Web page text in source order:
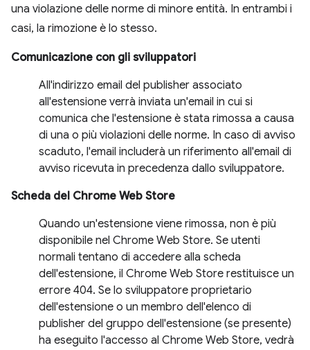
una violazione delle norme di minore entità. In entrambi i
casi, la rimozione è lo stesso.
Comunicazione con gli sviluppatori
All'indirizzo email del publisher associato
all'estensione verrà inviata un'email in cui si
comunica che l'estensione è stata rimossa a causa
di una o più violazioni delle norme. In caso di avviso
scaduto, l'email includerà un riferimento all'email di
avviso ricevuta in precedenza dallo sviluppatore.
Scheda del Chrome Web Store
Quando un'estensione viene rimossa, non è più
disponibile nel Chrome Web Store. Se utenti
normali tentano di accedere alla scheda
dell'estensione, il Chrome Web Store restituisce un
errore 404. Se lo sviluppatore proprietario
dell'estensione o un membro dell'elenco di
publisher del gruppo dell'estensione (se presente)
ha eseguito l'accesso al Chrome Web Store, vedrà